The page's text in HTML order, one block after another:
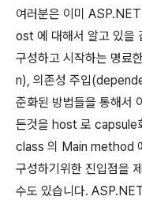
여러분은 이미
ost 에 대해서 알고 있
구성하고 시작하는 명료
n), 의존성 주입
준화된 방법들을 통해서
든것을 host 로 capsule
class 의 Main method
구성하기위한 진입점을
수도 있습니다.